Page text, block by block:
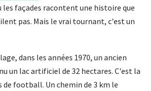
façades racontent une histoire que
pas. Mais le vrai tournant, c'est un
dans les années 1970, un ancien
un lac artificiel de 32 hectares. C'est la
football. Un chemin de 3 km le